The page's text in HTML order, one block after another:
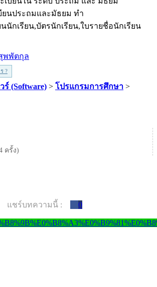
ยนประถมและมัธยม ทำ
นนักเรียน,บัตรนักเรียน,ใบรายชื่อนักเรียน
พพัตกุล
?
(Software) > โปรแกรมการศึกษา >
ครั้ง)
แชร์บทความนี้ : 0